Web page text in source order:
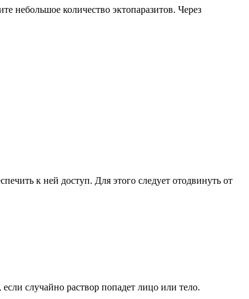
небольшое количество эктопаразитов. Через
к ней доступ. Для этого следует отодвинуть от
случайно раствор попадет лицо или тело.